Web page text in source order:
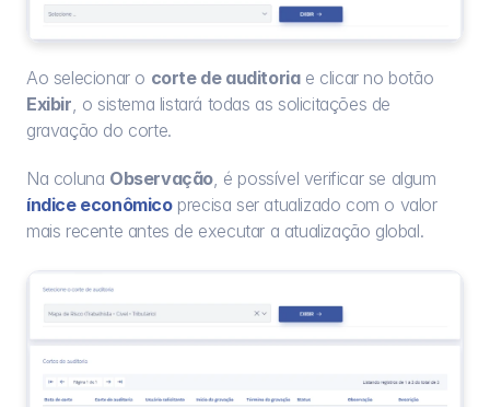
Ao selecionar o corte de auditoria
Exibir, o sistema listará todas as solicitações de
gravação do corte.
Na coluna Observação
índice econômico precisa ser atualizado com o valor
mais recente antes de executar a atualização global.